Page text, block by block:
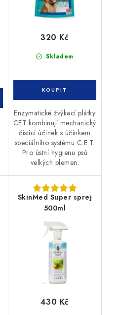
Skladem
320 Kč
Enzymatické žvýkací plátky
CET kombinují mechanický
čistící účinek s účinkem
speciálního systému C.E.T.
Pro ústní hygienu psů
velkých plemen.
SkinMed Super sprej
500ml
430 Kč